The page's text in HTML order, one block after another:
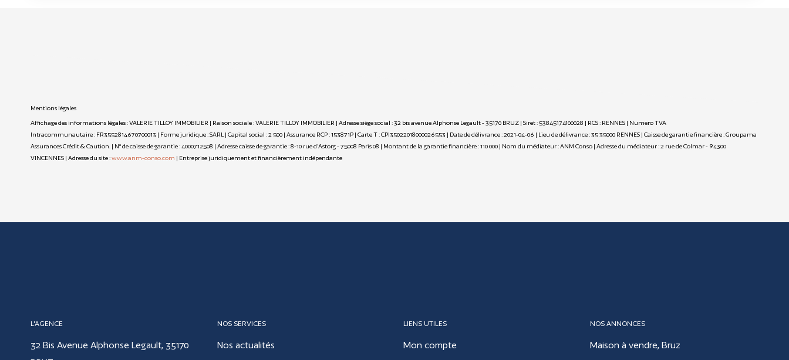
Mentions légales
Affichage des informations légales : VALERIE TILLOY IMMOBILIER | Raison sociale : VALERIE TILLOY IMMOBILIER | Adresse siège social : 32 bis avenue Alphonse Legault - 35170 BRUZ | Siret : 53845174100028 | RCS : RENNES | Numero TVA
Intracommunautaire : FR3552814670700013 | Forme juridique : SARL | Capital social : 2 500 | Assurance RCP : 153871P | Carte T : CPI35022018000026553 | Date de délivrance : 2021-04-06 | Lieu de délivrance : 35 35000 RENNES | Caisse de garantie financière : Groupama
Assurances Crédit & Caution. | N° de caisse de garantie : 4000712508 | Adresse caisse de garantie : 8-10 rue d'Astorg - 75008 Paris 08 | Montant de la garantie financière : 110 000 | Nom du médiateur : ANM Conso | Adresse du médiateur : 2 rue de Colmar - 94300
VINCENNES | Adresse du site :www.anm-conso.com | Entreprise juridiquement et financièrement indépendante
L'AGENCE
32 Bis Avenue Alphonse Legault, 35170
NOS SERVICES
Nos actualités
LIENS UTILES
Mon compte
NOS ANNONCES
Maison à vendre, Bruz